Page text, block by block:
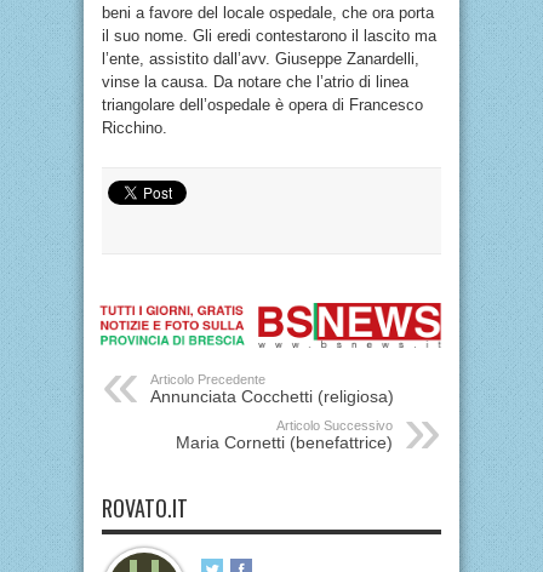
beni a favore del locale ospedale, che ora porta
il suo nome. Gli eredi contestarono il lascito ma
l’ente, assistito dall’avv. Giuseppe Zanardelli,
vinse la causa. Da notare che l’atrio di linea
triangolare dell’ospedale è opera di Francesco
Ricchino.
Articolo Precedente
Annunciata Cocchetti (religiosa)
Articolo Successivo
Maria Cornetti (benefattrice)
ROVATO.IT